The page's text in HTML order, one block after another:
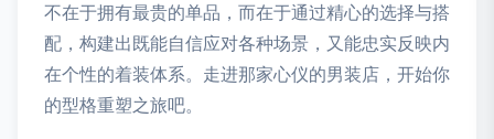
不在于拥有最贵的单品，而在于通过精心的选择与搭
配，构建出既能自信应对各种场景，又能忠实反映内
在个性的着装体系。走进那家心仪的男装店，开始你
的型格重塑之旅吧。